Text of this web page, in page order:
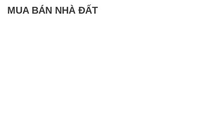
MUA BÁN NHÀ ĐẤT